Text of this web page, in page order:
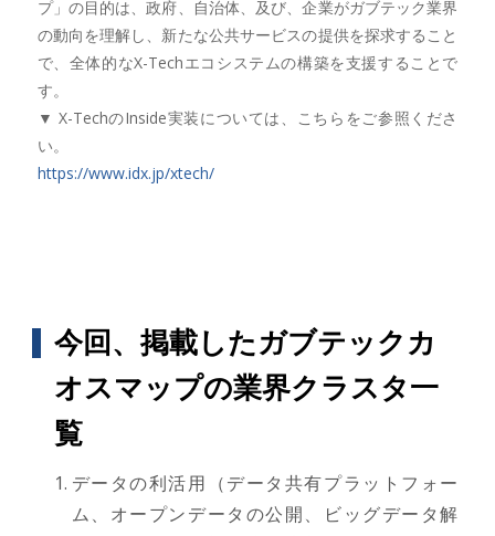
プ」の目的は、政府、自治体、及び、企業がガブテック業界
の動向を理解し、新たな公共サービスの提供を探求すること
で、全体的なX-Techエコシステムの構築を支援することで
す。
▼ X-TechのInside実装については、こちらをご参照くださ
い。
https://www.idx.jp/xtech/
今回、掲載したガブテックカ
オスマップの業界クラスタ一
覧
データの利活用（データ共有プラットフォー
ム、オープンデータの公開、ビッグデータ解